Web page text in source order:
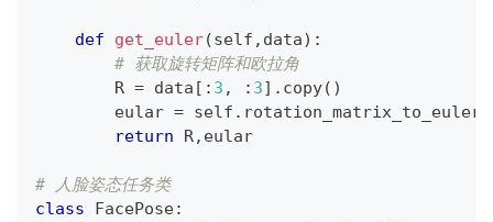
def get_euler(self , data) :
# 获取旋转矩阵和欧拉角
        R
= data [ : 3 , : 3] . copy( )
        eular
= self .
return R, eular
# 人脸姿态任务类
class
FacePose: